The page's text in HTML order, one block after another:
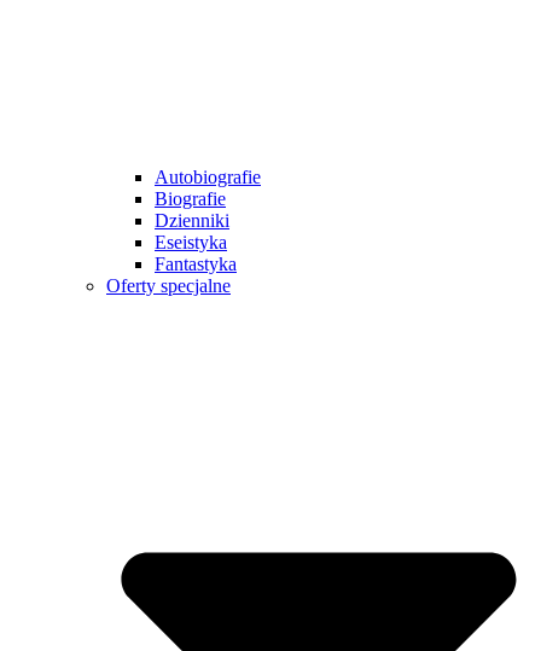
Autobiografie
Biografie
Dzienniki
Eseistyka
Fantastyka
Oferty specjalne